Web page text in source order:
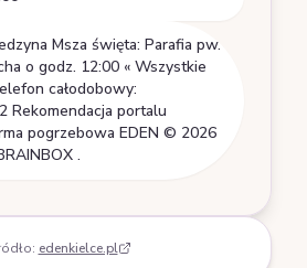
Msza święta: Parafia pw.
o godz. 12:00 « Wszystkie
całodobowy:
Rekomendacja portalu
pogrzebowa EDEN © 2026
.
edenkielce.pl